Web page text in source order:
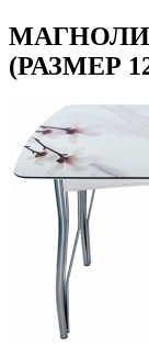
(РАЗМЕР